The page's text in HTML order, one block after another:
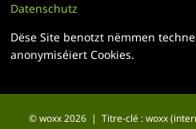
Datenschutz
Dëse Site benotzt nëmmen
anonymiséiert Cookies.
© woxx 2026 | Titre-clé : woxx